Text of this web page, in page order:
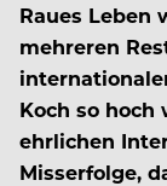
Raues Leben
mehreren
Koch so hoch
ehrlichen
Misserfolge,